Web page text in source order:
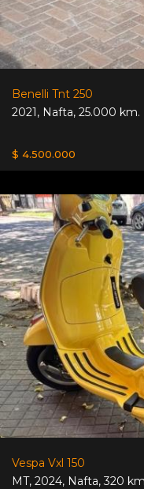
Benelli Tnt 250
2021, Nafta, 25.000 km.
$ 4.500.000
Vespa Vxl 150
MT, 2024, Nafta,320